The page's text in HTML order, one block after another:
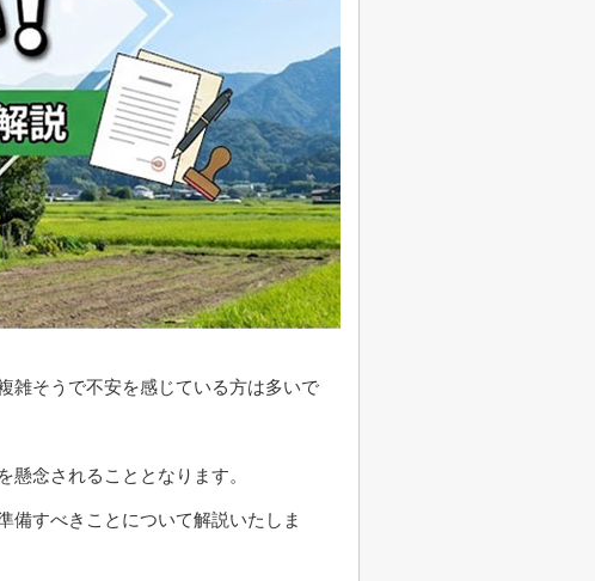
雑そうで不安を感じている方は多いで
念されることとなります。
備すべきことについて解説いたしま